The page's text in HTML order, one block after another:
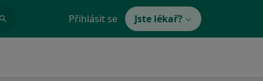
Přihlásit se Jste lékař?